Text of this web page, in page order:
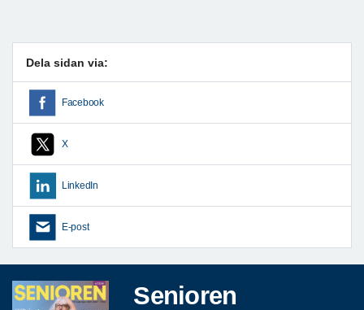
Dela sidan via:
Facebook
X
LinkedIn
E-post
Senioren